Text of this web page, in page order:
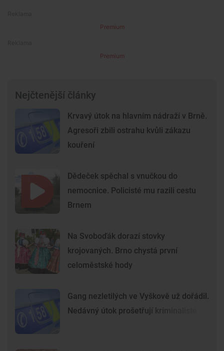
Premium
Premium
Nejčtenější články
Krvavý útok na hlavním nádraží v Brně.
Agresoři zbili ostrahu kvůli zákazu
kouření
Dědeček spěchal s vnučkou do
nemocnice. Policisté mu razili cestu
Brnem
Na Svoboďák dorazí stovky
krojovaných. Brno chystá první
celoměstské hody
Gang nezletilých ve Vyškově už dořádil.
Nedávný útok prošetřují kriminalisté